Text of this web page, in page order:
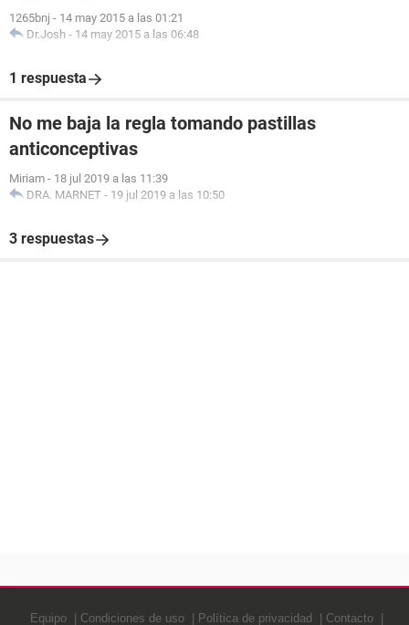
1265bnj - 14 may 2015 a las 01:21
Dr.Josh - 14 may 2015 a las 06:48
1 respuesta
No me baja la regla tomando pastillas
anticonceptivas
Miriam - 18 jul 2019 a las 11:39
DRA. MARNET - 19 jul 2019 a las 10:50
3 respuestas
Equipo Condiciones de uso Política de privacidad Contacto